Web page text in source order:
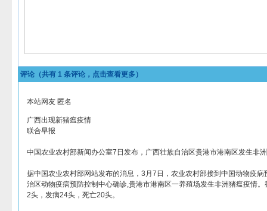
评论（共有 1 条评论，点击查看更多）
本站网友 匿名
广西出现新猪瘟疫情
联合早报
中国农业农村部新闻办公室7日发布，广西壮族自治区贵港市港南区发生非
据中国农业农村部网站发布的消息，3月7日，农业农村部接到中国动物疫
治区动物疫病预防控制中心确诊,贵港市港南区一养殖场发生非洲猪瘟疫情
2头，发病24头，死亡20头。